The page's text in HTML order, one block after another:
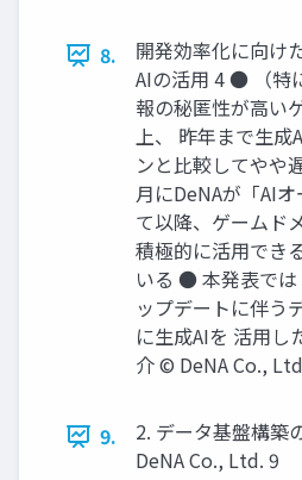
8.
開発効率化に向け
AIの活用 4 ● （特
報の秘匿性が高い
上、 昨年まで生成
ンと比較してやや
月にDeNAが「AI
て以降、ゲームド
積極的に活用でき
いる ● 本発表で
ップデートに伴う
に生成AIを 活用し
介 © DeNA Co.,
9.
2. データ基盤構築
DeNA Co., Ltd. 9